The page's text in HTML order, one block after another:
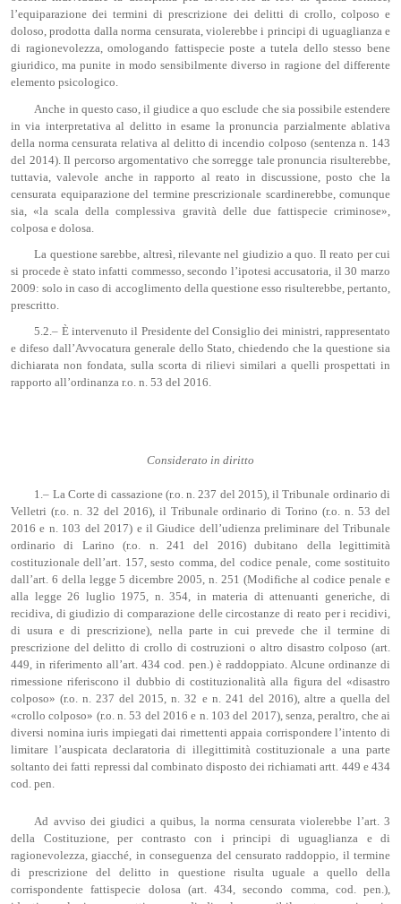
l’equiparazione dei termini di prescrizione dei delitti di crollo, colposo e
doloso, prodotta dalla norma censurata, violerebbe i principi di uguaglianza e
di ragionevolezza, omologando fattispecie poste a tutela dello stesso bene
giuridico, ma punite in modo sensibilmente diverso in ragione del differente
elemento psicologico.
Anche in questo caso, il giudice a quo esclude che sia possibile estendere
in via interpretativa al delitto in esame la pronuncia parzialmente ablativa
della norma censurata relativa al delitto di incendio colposo (sentenza n. 143
del 2014). Il percorso argomentativo che sorregge tale pronuncia risulterebbe,
tuttavia, valevole anche in rapporto al reato in discussione, posto che la
censurata equiparazione del termine prescrizionale scardinerebbe, comunque
sia, «la scala della complessiva gravità delle due fattispecie criminose»,
colposa e dolosa.
La questione sarebbe, altresì, rilevante nel giudizio a quo. Il reato per cui
si procede è stato infatti commesso, secondo l’ipotesi accusatoria, il 30 marzo
2009: solo in caso di accoglimento della questione esso risulterebbe, pertanto,
prescritto.
5.2.– È intervenuto il Presidente del Consiglio dei ministri, rappresentato
e difeso dall’Avvocatura generale dello Stato, chiedendo che la questione sia
dichiarata non fondata, sulla scorta di rilievi similari a quelli prospettati in
rapporto all’ordinanza r.o. n. 53 del 2016.
Considerato in diritto
1.– La Corte di cassazione (r.o. n. 237 del 2015), il Tribunale ordinario di
Velletri (r.o. n. 32 del 2016), il Tribunale ordinario di Torino (r.o. n. 53 del
2016 e n. 103 del 2017) e il Giudice dell’udienza preliminare del Tribunale
ordinario di Larino (r.o. n. 241 del 2016) dubitano della legittimità
costituzionale dell’art. 157, sesto comma, del codice penale, come sostituito
dall’art. 6 della legge 5 dicembre 2005, n. 251 (Modifiche al codice penale e
alla legge 26 luglio 1975, n. 354, in materia di attenuanti generiche, di
recidiva, di giudizio di comparazione delle circostanze di reato per i recidivi,
di usura e di prescrizione), nella parte in cui prevede che il termine di
prescrizione del delitto di crollo di costruzioni o altro disastro colposo (art.
449, in riferimento all’art. 434 cod. pen.) è raddoppiato. Alcune ordinanze di
rimessione riferiscono il dubbio di costituzionalità alla figura del «disastro
colposo» (r.o. n. 237 del 2015, n. 32 e n. 241 del 2016), altre a quella del
«crollo colposo» (r.o. n. 53 del 2016 e n. 103 del 2017), senza, peraltro, che ai
diversi nomina iuris impiegati dai rimettenti appaia corrispondere l’intento di
limitare l’auspicata declaratoria di illegittimità costituzionale a una parte
soltanto dei fatti repressi dal combinato disposto dei richiamati artt. 449 e 434
cod. pen.
Ad avviso dei giudici a quibus, la norma censurata violerebbe l’art. 3
della Costituzione, per contrasto con i principi di uguaglianza e di
ragionevolezza, giacché, in conseguenza del censurato raddoppio, il termine
di prescrizione del delitto in questione risulta uguale a quello della
corrispondente fattispecie dolosa (art. 434, secondo comma, cod. pen.),